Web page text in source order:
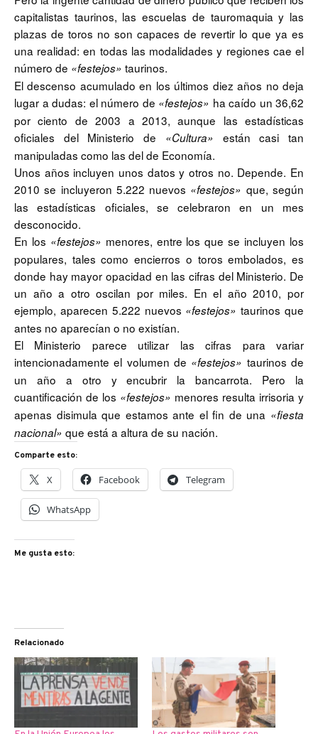
capitalistas taurinos, las escuelas de tauromaquia y las
plazas de toros no son capaces de revertir lo que ya es
una realidad: en todas las modalidades y regiones cae el
número de «festejos» taurinos.
El descenso acumulado en los últimos diez años no deja
lugar a dudas: el número de «festejos» ha caído un 36,62
por ciento de 2003 a 2013, aunque las estadísticas
oficiales del Ministerio de «Cultura»
están casi tan
manipuladas como las del de Economía.
Unos años incluyen unos datos y otros no. Depende. En
2010 se incluyeron 5.222 nuevos «festejos» que, según
las estadísticas oficiales, se celebraron en un mes
desconocido.
En los «festejos» menores, entre los que se incluyen los
populares, tales como encierros o toros embolados, es
donde hay mayor opacidad en las cifras del Ministerio. De
un año a otro oscilan por miles. En el año 2010, por
ejemplo, aparecen 5.222 nuevos «festejos» taurinos que
antes no aparecían o no existían.
El Ministerio parece utilizar las cifras para variar
intencionadamente el volumen de «festejos» taurinos de
un año a otro y encubrir la bancarrota. Pero la
cuantificación de los «festejos» menores resulta irrisoria y
apenas disimula que estamos ante el fin de una «fiesta
nacional» que está a altura de su nación.
Comparte esto:
X Facebook Telegram
WhatsApp
Me gusta esto:
Relacionado